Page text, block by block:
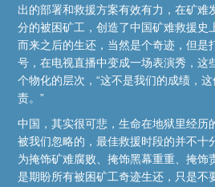
出的部署和救援方案有效有力，在矿难
分的被困矿工，创造了中国矿难救援史
而来之后的生还，当然是个奇迹，但是
号，在电视直播中变成一场表演秀，这
个物化的层次，“这不是我们的成绩，
责。”
中国，其实很可悲，生命在地狱里经历
被我们忽略的，最佳救援时段的并不十
为掩饰矿难腐败、掩饰黑幕重重、掩饰
是期盼所有被困矿工奇迹生还，只是不